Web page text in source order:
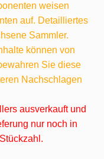
weisen
auf. Detailliertes
Sammler.
können von
Sie diese
Nachschlagen
ausverkauft und
nur noch in